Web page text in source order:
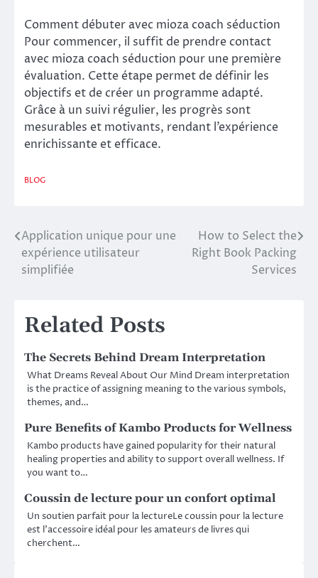
Comment débuter avec mioza coach séduction
Pour commencer, il suffit de prendre contact
avec mioza coach séduction pour une première
évaluation. Cette étape permet de définir les
objectifs et de créer un programme adapté.
Grâce à un suivi régulier, les progrès sont
mesurables et motivants, rendant l’expérience
enrichissante et efficace.
BLOG
Post
navigation
Application unique pour une
expérience utilisateur
simplifiée
How to Select the
Right Book Packing
Services
Related Posts
The Secrets Behind Dream Interpretation
What Dreams Reveal About Our Mind Dream interpretation
is the practice of assigning meaning to the various symbols,
themes, and…
Pure Benefits of Kambo Products for Wellness
Kambo products have gained popularity for their natural
healing properties and ability to support overall wellness. If
you want to…
Coussin de lecture pour un confort optimal
Un soutien parfait pour la lectureLe coussin pour la lecture
est l’accessoire idéal pour les amateurs de livres qui
cherchent…